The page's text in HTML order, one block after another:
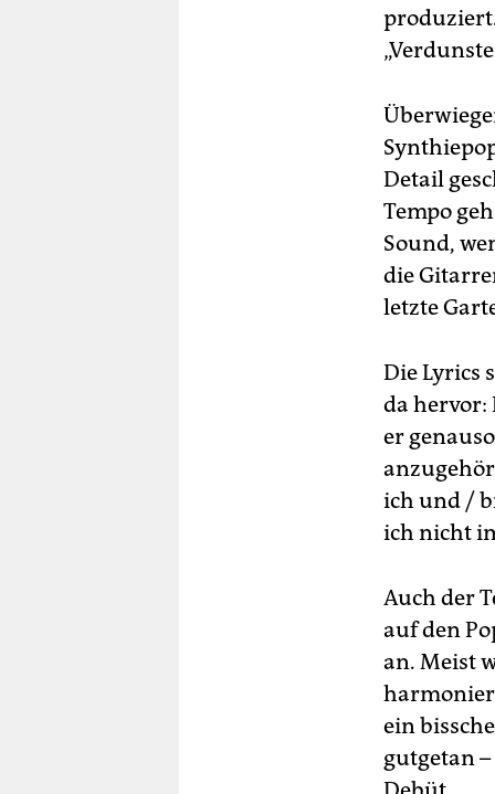
Detail
Tempo
Sound,
die
letzte
Die Lyrics
da hervor:
er
ich und /
ich nicht
Auch der
auf den
an. Meist
ein
gutgetan